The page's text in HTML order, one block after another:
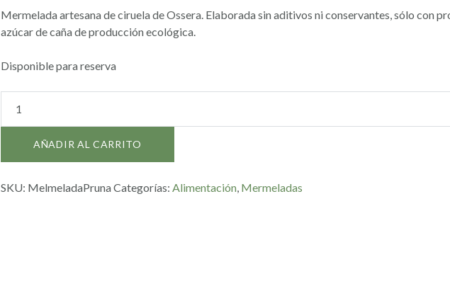
Mermelada artesana de ciruela de Ossera. Elaborada sin aditivos ni conservantes, sólo con
azúcar de caña de producción ecológica.
Disponible para reserva
artesana
de
Ossera
AÑADIR AL CARRITO
SKU: MelmeladaPrunaCategorías: Alimentación Mermeladas